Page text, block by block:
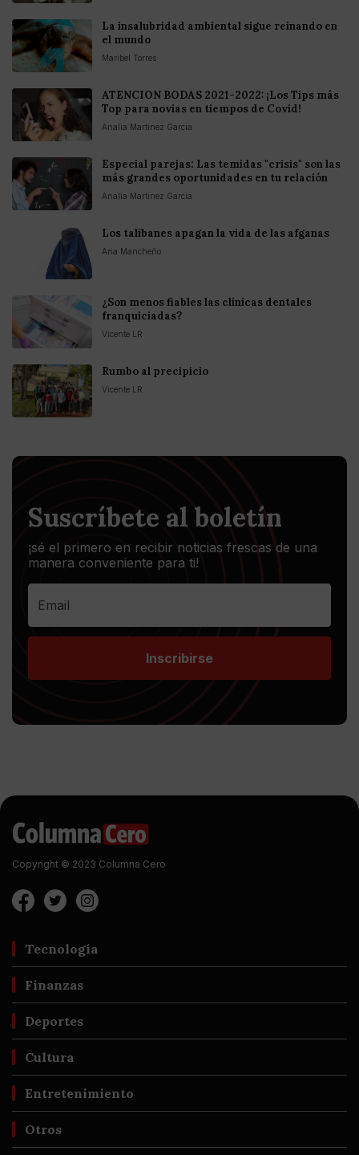
La insalubridad ambiental sigue reinando en
el mundo
Maribel Torres
ATENCION BODAS 2021-2022: ¡Los Tips más
Top para novias en tiempos de Covid!
Analia Martinez Garcia
Especial parejas: Las temidas "crisis" son las
más grandes oportunidades en tu relación
Analia Martinez Garcia
Los talibanes apagan la vida de las afganas
Ana Mancheño
¿Son menos fiables las clínicas dentales
franquiciadas?
Vicente LR
Rumbo al precipicio
Vicente LR
Suscríbete al boletín
¡sé el primero en recibir noticias frescas de una
manera conveniente para ti!
Inscribirse
Copyright © 2023 Columna Cero
Tecnología
Finanzas
Deportes
Cultura
Entretenimiento
Otros